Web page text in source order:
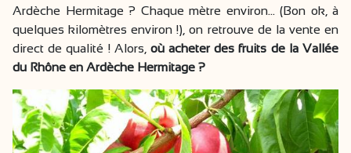
Ardèche Hermitage ? Chaque mètre environ… (Bon ok, à
quelques kilomètres environ !), on retrouve de la vente en
direct de qualité ! Alors, où acheter des fruits de la Vallée
du Rhône en Ardèche Hermitage ?